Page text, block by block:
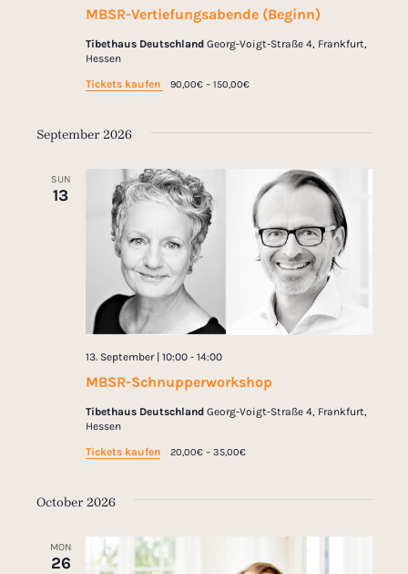
MBSR-Vertiefungsabende (Beginn)
Tibethaus Deutschland Georg-Voigt-Straße 4, Frankfurt,
Hessen
Tickets kaufen
90,00€ – 150,00€
September 2026
SUN
13
MBSR-Schnupperworkshop
13. September | 10:00- 14:00
Tibethaus Deutschland Georg-Voigt-Straße 4, Frankfurt,
Hessen
Tickets kaufen
20,00€ – 35,00€
October 2026
MON
26